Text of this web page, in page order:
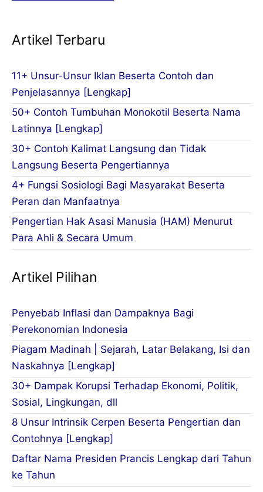
Artikel Terbaru
11+ Unsur-Unsur Iklan Beserta Contoh dan
Penjelasannya [Lengkap]
50+ Contoh Tumbuhan Monokotil Beserta Nama
Latinnya [Lengkap]
30+ Contoh Kalimat Langsung dan Tidak
Langsung Beserta Pengertiannya
4+ Fungsi Sosiologi Bagi Masyarakat Beserta
Peran dan Manfaatnya
Pengertian Hak Asasi Manusia (HAM) Menurut
Para Ahli & Secara Umum
Artikel Pilihan
Penyebab Inflasi dan Dampaknya Bagi
Perekonomian Indonesia
Piagam Madinah | Sejarah, Latar Belakang, Isi dan
Naskahnya [Lengkap]
30+ Dampak Korupsi Terhadap Ekonomi, Politik,
Sosial, Lingkungan, dll
8 Unsur Intrinsik Cerpen Beserta Pengertian dan
Contohnya [Lengkap]
Daftar Nama Presiden Prancis Lengkap dari Tahun
ke Tahun